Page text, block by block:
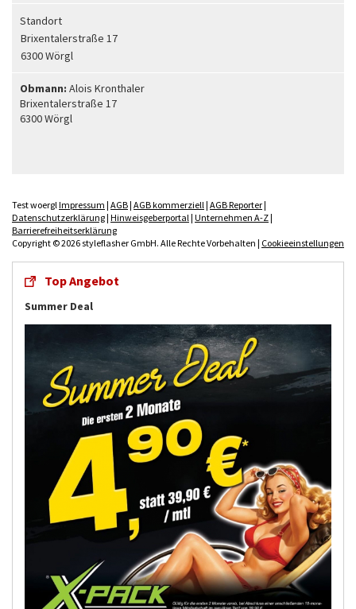
Standort
Brixentalerstraße 17
6300 Wörgl
Obmann: Alois Kronthaler
Brixentalerstraße 17
6300 Wörgl
Test woergl Impressum | AGB| AGB kommerziell | AGB Reporter|
Datenschutzerklärung| Hinweisgeberportal | Unternehmen A-Z|
Barrierefreiheitserklärung
Copyright © 2026 styleflasher GmbH. Alle Rechte Vorbehalten | Cookieeinstellungen
Top Angebot
Summer Deal